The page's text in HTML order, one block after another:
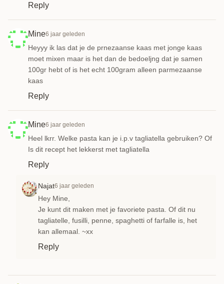
Reply
Mine6 jaar geleden
Heyyy ik las dat je de prnezaanse kaas met jonge kaas
moet mixen maar is het dan de bedoeljng dat je samen
100gr hebt of is het echt 100gram alleen parmezaanse
kaas
Reply
Mine6 jaar geleden
Heel lkrr. Welke pasta kan je i.p.v tagliatella gebruiken? Of
Is dit recept het lekkerst met tagliatella
Reply
Najat6 jaar geleden
Hey Mine,
Je kunt dit maken met je favoriete pasta. Of dit nu
tagliatelle, fusilli, penne, spaghetti of farfalle is, het
kan allemaal. ~xx
Reply